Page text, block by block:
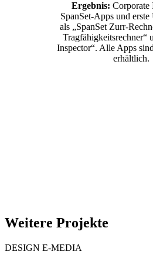
Ergebnis: Corporate
SpanSet-Apps und erste
als „SpanSet Zurr-
Tragfähigkeitsrechner“
Inspector“. Alle Apps
erhältlich.
Weitere Projekte
DESIGN E-MEDIA